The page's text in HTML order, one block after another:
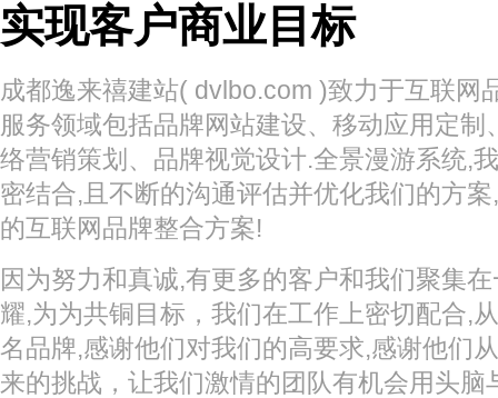
实现客户商业目标
成都逸来禧建站( dvlbo.com )致力于互联网
服务领域包括品牌网站建设、移动应用定制
络营销策划、品牌视觉设计.全景漫游系统,
密结合,且不断的沟通评估并优化我们的方
的互联网品牌整合方案!
因为努力和真诚,有更多的客户和我们聚集
耀,为为共铜目标，我们在工作上密切配合,
名品牌,感谢他们对我们的高要求,感谢他们
来的挑战，让我们激情的团队有机会用头脑